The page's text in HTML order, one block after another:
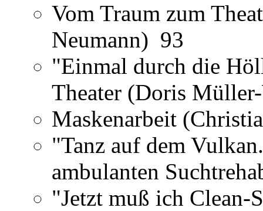
Vom Traum zum
Neumann) 93
"Einmal durch die
Theater (Doris
Maskenarbeit
"Tanz auf dem
ambulanten
"Jetzt muß ich Clean-